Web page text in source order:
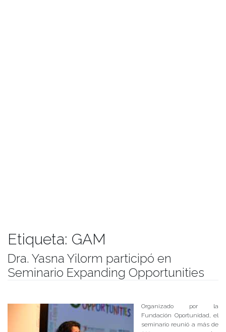
Etiqueta: GAM
Dra. Yasna Yilorm participó en
Seminario Expanding Opportunities
Organizado por la
Fundación Oportunidad, el
seminario reunió a más de